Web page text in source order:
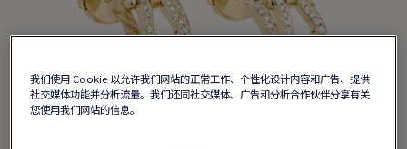
我们使用 Cookie 以允许我们网站的正常工作、个性化设计内容和广告、提供
社交媒体功能并分析流量。我们还同社交媒体、广告和分析合作伙伴分享有关
您使用我们网站的信息。